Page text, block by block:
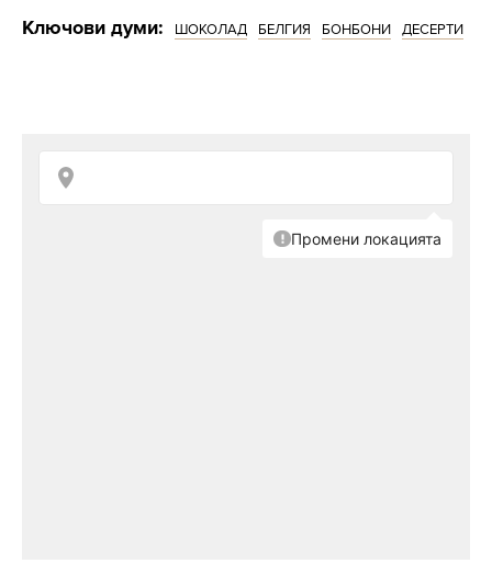
Ключови думи: ШОКОЛАД БЕЛГИЯ БОНБОНИ ДЕСЕРТИ